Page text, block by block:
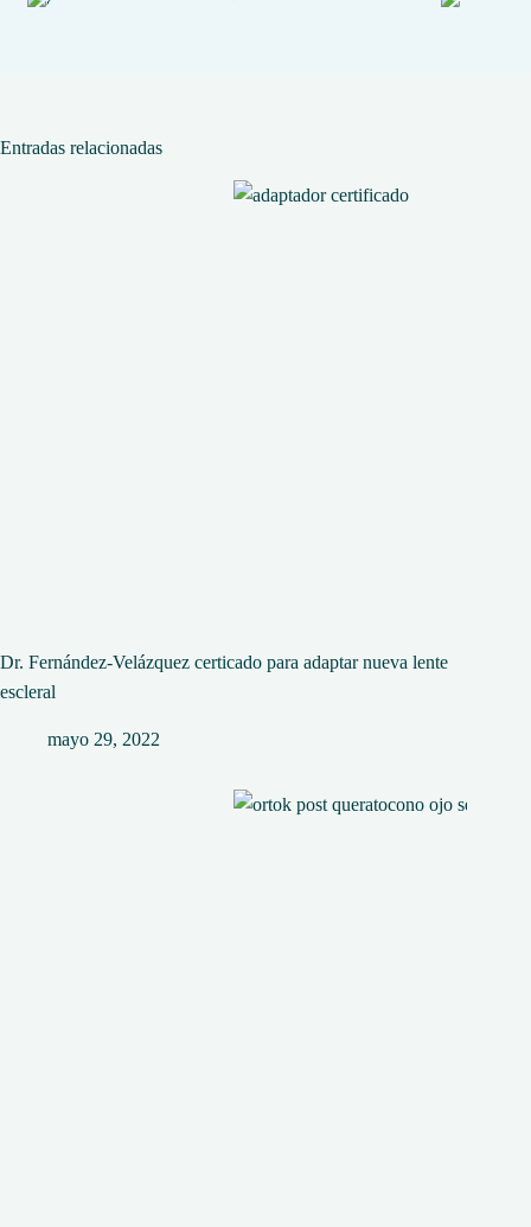
Entradas relacionadas
Dr. Fernández-Velázquez certicado para adaptar nueva lente
escleral
mayo 29, 2022